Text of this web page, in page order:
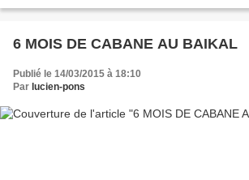
6 MOIS DE CABANE AU BAIKAL
Publié le 14/03/2015 à 18:10
Par lucien-pons